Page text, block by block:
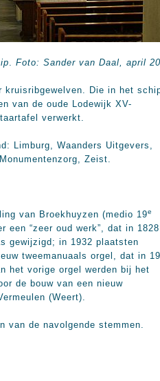
. Foto: Sander van Daal, april
kruisribgewelven. Die in het
van de oude Lodewijk XV-
verwerkt.
Limburg, Waanders Uitgevers,
Zeist.
van Broekhuyzen (medio 19e
een “zeer oud werk”, dat in 1828
gewijzigd; in 1932 plaatsten
tweemanuaals orgel, dat in
het vorige orgel werden bij het
de bouw van een nieuw
(Weert).
van de navolgende stemmen.